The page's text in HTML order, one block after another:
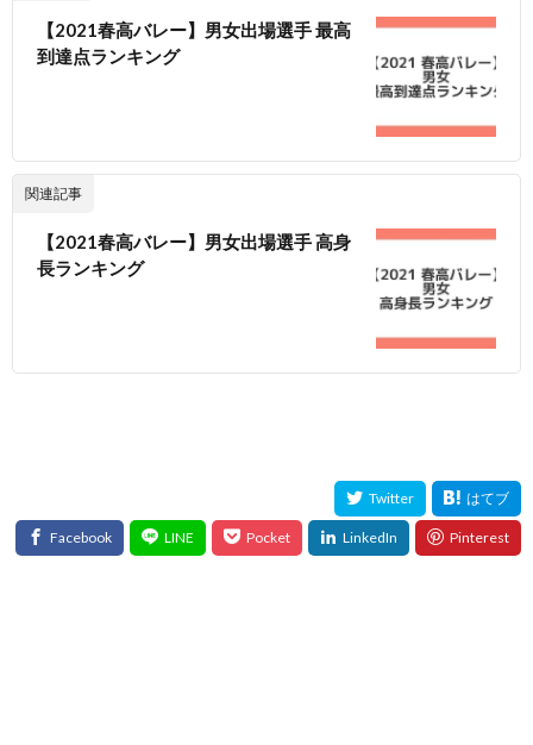
【2021春高バレー】男女出場選手 最高
到達点ランキング
関連記事
【2021春高バレー】男女出場選手 高身
長ランキング